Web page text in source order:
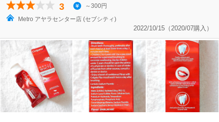
3
～300円
Metro アヤラセンター店 (セブシティ)
2022/10/15（2020/07購入）